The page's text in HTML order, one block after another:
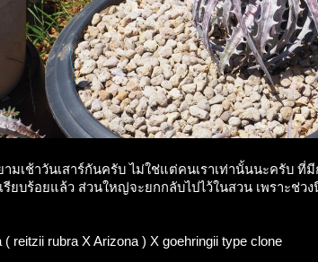
มเช้าวันเสาร์กันครับ ไม่ใช่แต่คนเราเท่านั้นนะครับ ที่
รียบร้อยแล้ว ส่วนใหญ่จะยกกลับไปไว้ในสวน เพราะช่ว
reitzii rubra X Arizona ) X goehringii type clone